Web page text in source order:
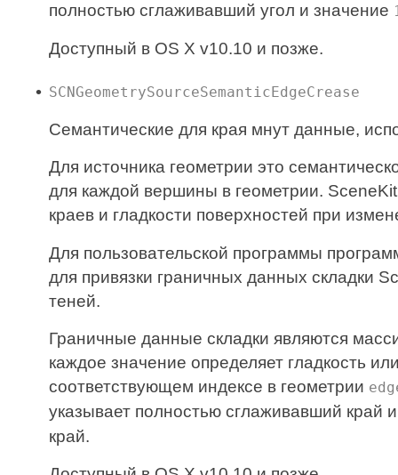
полностью сглаживавший угол и значение
Доступный в OS X v10.10 и позже.
SCNGeometrySourceSemanticEdgeCrease
Семантические для края мнут данные,
Для источника геометрии это
для каждой вершины в геометрии.
краев и гладкости поверхностей при
Для пользовательской программы
для привязки граничных данных складки
теней.
Граничные данные складки являются
каждое значение определяет гладкость
соответствующем индексе в геометрии
указывает полностью сглаживавший край
край.